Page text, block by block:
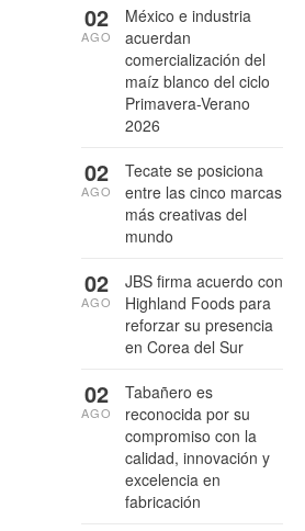
México e industria
acuerdan
comercialización del
maíz blanco del ciclo
Primavera-Verano
2026
02
AGO
Tecate se posiciona
entre las cinco marcas
más creativas del
mundo
02
AGO
JBS firma acuerdo con
Highland Foods para
reforzar su presencia
en Corea del Sur
02
AGO
Tabañero es
reconocida por su
compromiso con la
calidad, innovación y
excelencia en
fabricación
02
AGO